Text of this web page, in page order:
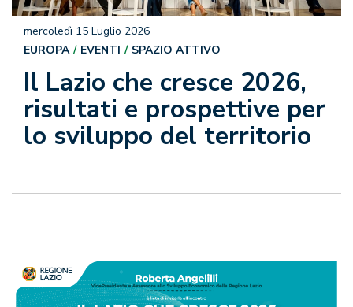
Il Lazio che cresce 2026,
risultati e prospettive per
lo sviluppo del territorio
mercoledì 15 Luglio 2026
EUROPA
EVENTI SPAZIO ATTIVO